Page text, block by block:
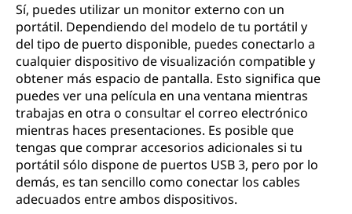
Sí, puedes utilizar un monitor externo con un
portátil. Dependiendo del modelo de tu portátil y
del tipo de puerto disponible, puedes conectarlo a
cualquier dispositivo de visualización compatible y
obtener más espacio de pantalla. Esto significa que
puedes ver una película en una ventana mientras
trabajas en otra o consultar el correo electrónico
mientras haces presentaciones. Es posible que
tengas que comprar accesorios adicionales si tu
portátil sólo dispone de puertos USB 3, pero por lo
demás, es tan sencillo como conectar los cables
adecuados entre ambos dispositivos.